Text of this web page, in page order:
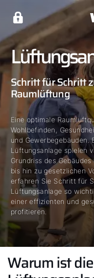
Schritt für Schritt
Raumlüftung
Eine optimale
Wohlbefinden,
und Gewerbegebäuden.
Lüftungsanlage spielen
Grundriss des
bis hin zu gesetzlichen
erfahren Sie Schritt für
Lüftungsanlage so
einer effizienten und
profitieren.
Warum ist